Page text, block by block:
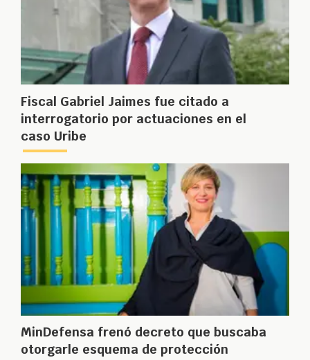
Fiscal Gabriel Jaimes fue citado a
interrogatorio por actuaciones en el
caso Uribe
MinDefensa frenó decreto que buscaba
otorgarle esquema de protección